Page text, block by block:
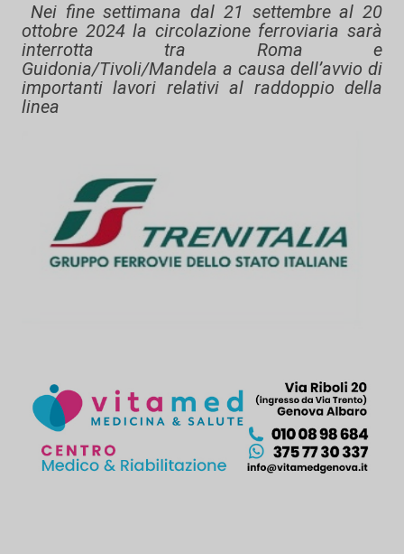
Nei fine settimana dal 21 settembre al 20
ottobre 2024 la circolazione ferroviaria sarà
interrotta tra Roma e
Guidonia/Tivoli/Mandela a causa dell’avvio di
importanti lavori relativi al raddoppio della
linea